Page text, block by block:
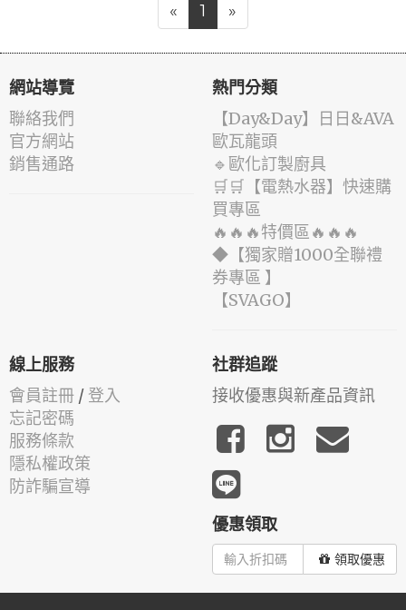
« 1 »
網站導覽
聯絡我們
官方網站
銷售通路
熱門分類
️【Day&Day】️日日&AVA
歐瓦龍頭
🔹歐化訂製廚具
🛒🛒【電熱水器】快速購
買專區
🔥🔥🔥特價區🔥🔥🔥
◆【獨家贈1000全聯禮
券專區 】
️【SVAGO】️
線上服務
會員註冊 / 登入
忘記密碼
服務條款
隱私權政策
防詐騙宣導
社群追蹤
接收優惠與新產品資訊
優惠領取
領取優惠